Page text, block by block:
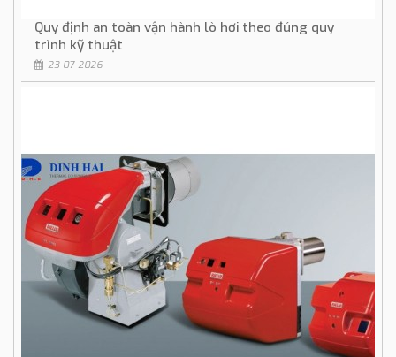
Quy định an toàn vận hành lò hơi theo đúng quy
trình kỹ thuật
23-07-2026